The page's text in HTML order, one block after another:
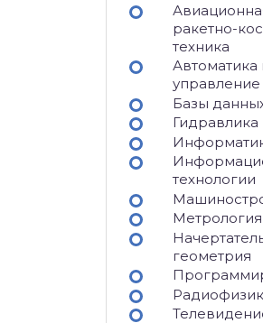
ракетно-
техника
Автоматика
управление
Базы
Гидравлика
технологии
Метрология
геометрия